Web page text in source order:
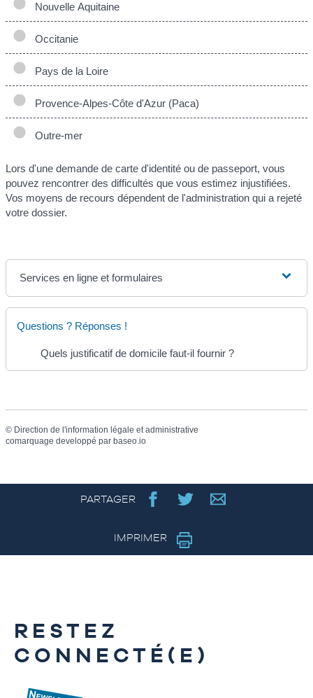
Nouvelle Aquitaine
Occitanie
Pays de la Loire
Provence-Alpes-Côte d'Azur (Paca)
Outre-mer
Lors d'une demande de carte d'identité ou de passeport, vous
pouvez rencontrer des difficultés que vous estimez injustifiées.
Vos moyens de recours dépendent de l'administration qui a rejeté
votre dossier.
Services en ligne et formulaires
Questions ? Réponses !
Quels justificatif de domicile faut-il fournir ?
© Direction de l'information légale et administrative
comarquage developpé par baseo.io
PARTAGER
IMPRIMER
RESTEZ
CONNECTÉ(E)